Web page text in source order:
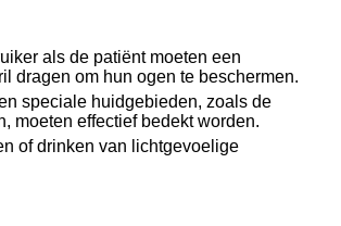
als de patiënt moeten een
dragen om hun ogen te beschermen.
speciale huidgebieden, zoals de
moeten effectief bedekt worden.
of drinken van lichtgevoelige